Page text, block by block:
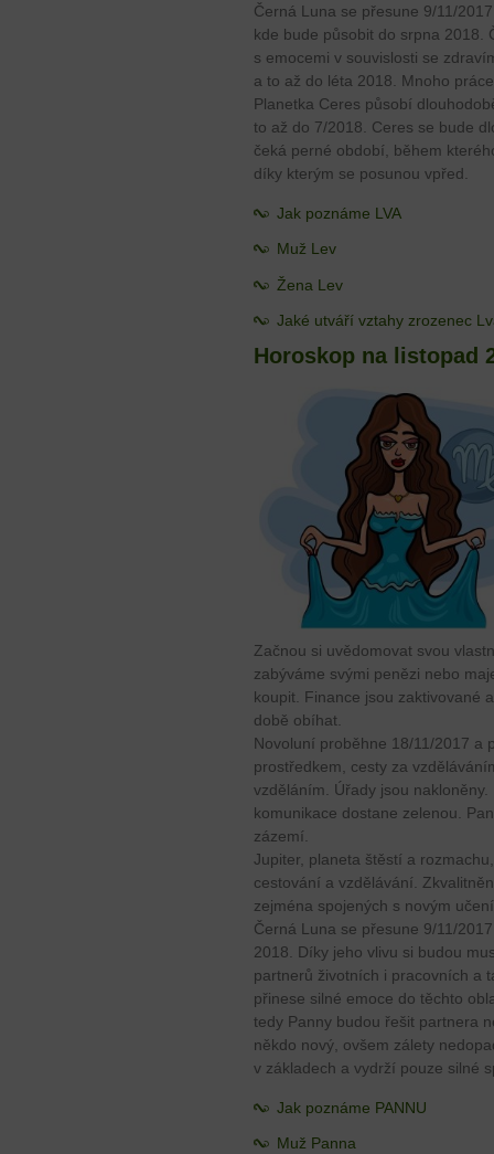
Černá Luna se přesune 9/11/
kde bude působit do srpna 2018.
s emocemi v souvislosti se
a to až do léta 2018. Mnoho
Planetka Ceres působí
to až do 7/2018. Ceres se bude
čeká perné období, během
díky kterým se posunou vpřed.
Jak poznáme LVA
Muž Lev
Žena Lev
Jaké utváří vztahy zrozenec
Horoskop na listopad
Začnou si uvědomovat svou
zabýváme svými penězi nebo
koupit. Finance jsou zaktivované
době obíhat.
Novoluní proběhne 18/11/2017 a
prostředkem, cesty za
vzděláním. Úřady jsou
komunikace dostane zelenou.
zázemí.
Jupiter, planeta štěstí a
cestování a vzdělávání.
zejména spojených s novým
Černá Luna se přesune 9/11/
2018. Díky jeho vlivu si budou
partnerů životních i pracovních a
přinese silné emoce do těchto
tedy Panny budou řešit partnera
někdo nový, ovšem zálety
v základech a vydrží pouze silné
Jak poznáme PANNU
Muž Panna